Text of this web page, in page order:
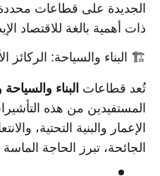
الجديدة على قطاعات محددة
ذات أهمية بالغة للاقتصاد
🏗️ البناء والسياحة: الركائز
تُعد قطاعاتالبناء والسياحة
المستفيدين من هذه
الإعمار والبنية التحتية،
الجائحة، تبرز الحاجة الماسة